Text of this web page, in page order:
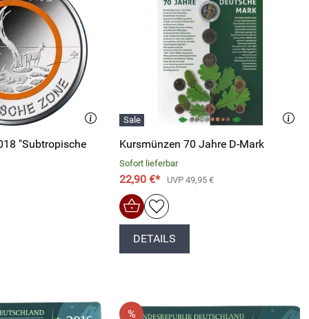
"Subtropische Kursmünzen 70 Jahre D-Mark
Sofort lieferbar
22,90 €* UVP 49,95 €
DETAILS